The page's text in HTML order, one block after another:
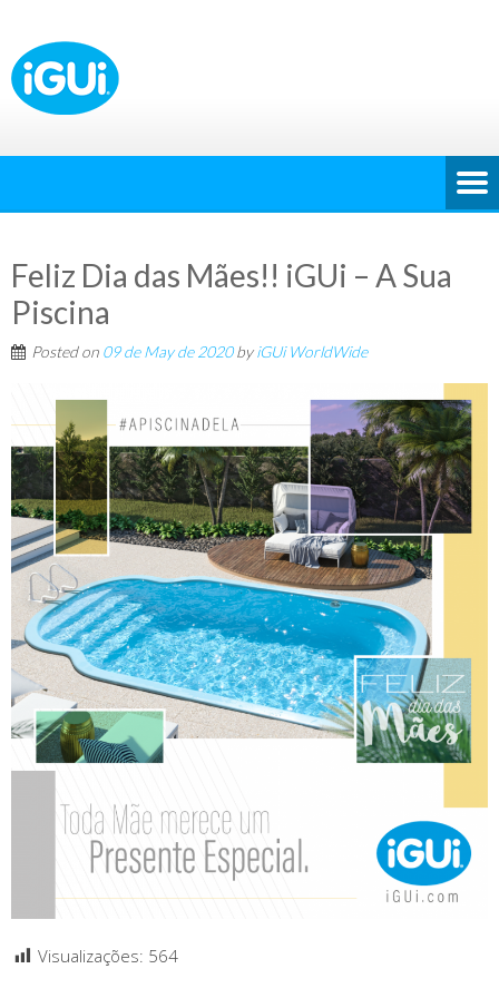
Feliz Dia das Mães!! iGUi – A Sua
Piscina
Posted on 09 de May de 2020byiGUi WorldWide
Visualizações: 564